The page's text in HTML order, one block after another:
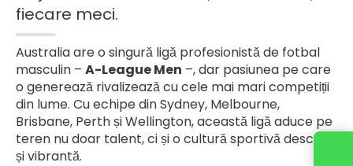
fiecare meci.
Australia are o singură ligă profesionistă de fotbal
masculin – A-League Men –, dar pasiunea pe care
o generează rivalizează cu cele mai mari competiții
din lume. Cu echipe din Sydney, Melbourne,
Brisbane, Perth și Wellington, această ligă aduce pe
teren nu doar talent, ci și o cultură sportivă deschisă
și vibrantă.